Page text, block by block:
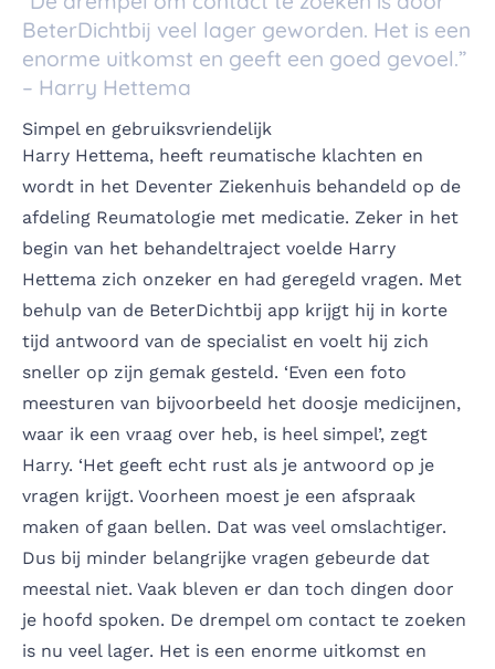
BeterDichtbij veel lager geworden. Het is een
enorme uitkomst en geeft een goed gevoel.”
– Harry Hettema
Simpel en gebruiksvriendelijk
Harry Hettema, heeft reumatische klachten en
wordt in het Deventer Ziekenhuis behandeld op de
afdeling Reumatologie met medicatie. Zeker in het
begin van het behandeltraject voelde Harry
Hettema zich onzeker en had geregeld vragen. Met
behulp van de BeterDichtbij app krijgt hij in korte
tijd antwoord van de specialist en voelt hij zich
sneller op zijn gemak gesteld. ‘Even een foto
meesturen van bijvoorbeeld het doosje medicijnen,
waar ik een vraag over heb, is heel simpel’, zegt
Harry. ‘Het geeft echt rust als je antwoord op je
vragen krijgt. Voorheen moest je een afspraak
maken of gaan bellen. Dat was veel omslachtiger.
Dus bij minder belangrijke vragen gebeurde dat
meestal niet. Vaak bleven er dan toch dingen door
je hoofd spoken. De drempel om contact te zoeken
is nu veel lager. Het is een enorme uitkomst en